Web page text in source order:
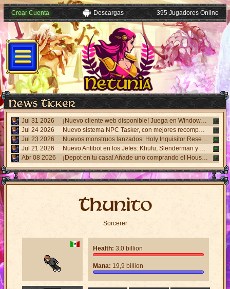
Crear Cuenta Descargas 395 Jugadores Online
Jul 31 2026
¡Nuevo cliente web disponible! Juega en Windows, Android y iPhone sin necesidad de instalar nada. Accede desde el panel "Mi Cuenta".
Jul 24 2026
Nuevo sistema NPC Tasker, con mejores recompensas y tareas de eventos. Visita al NPC Tasker con el Cliente Universal actualizado.
Jul 23 2026
Nuevos monstruos lanzados: Holy Inquisitor Reset 4000 y Gunsmoke Reset 4200. Refinación en la estatua Rigel, caza 6.
Jul 21 2026
Nuevo Antibot en los Jefes: Khufu, Slenderman y Carnage. Responde un desafío visual al hablar con los NPCs guardias para acceder a las salas.
Abr 08 2026
¡Depot en tu casa! Añade uno comprando el House Depot Pack en la Shop. Límite de 1 por casa.
Thunito
Sorcerer
Health: 3,0 billion
Mana: 19,9 billion